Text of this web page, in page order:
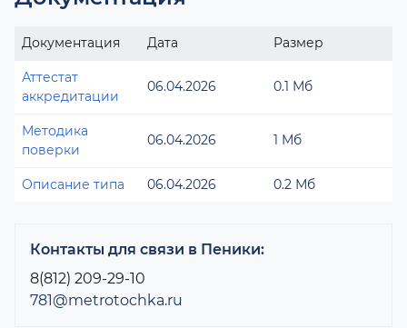
Документация Дата Размер
Аттестат
аккредитации
06.04.2026 0.1 Мб
Методика
поверки
06.04.2026 1 Мб
Описание типа 06.04.2026 0.2 Мб
Контакты для связи в Пеники:
8(812) 209-29-10
781@metrotochka.ru